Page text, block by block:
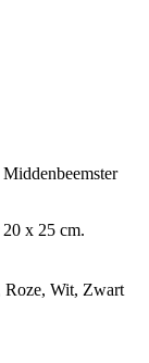
x 25 cm.
Roze, Wit, Zwart